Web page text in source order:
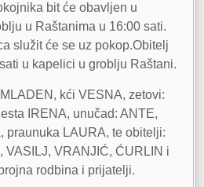
bit će obavljen u
u Raštanima u 16:00 sati.
služit će se uz pokop.Obitelj
u kapelici u groblju Raštani.
kći VESNA, zetovi:
IRENA, unučad: ANTE,
praunuka LAURA, te obitelji:
VASILJ, VRANJIĆ, ĆURLIN i
rodbina i prijatelji.